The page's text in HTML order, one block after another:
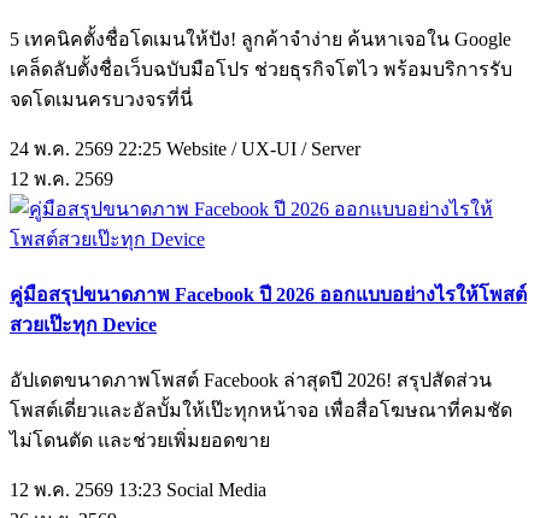
5 เทคนิคตั้งชื่อโดเมนให้ปัง! ลูกค้าจำง่าย ค้นหาเจอใน Google
เคล็ดลับตั้งชื่อเว็บฉบับมือโปร ช่วยธุรกิจโตไว พร้อมบริการรับ
จดโดเมนครบวงจรที่นี่
24 พ.ค. 2569 22:25 Website / UX-UI / Server
12 พ.ค. 2569
คู่มือสรุปขนาดภาพ Facebook ปี 2026 ออกแบบอย่างไรให้โพสต์
สวยเป๊ะทุก Device
อัปเดตขนาดภาพโพสต์ Facebook ล่าสุดปี 2026! สรุปสัดส่วน
โพสต์เดี่ยวและอัลบั้มให้เป๊ะทุกหน้าจอ เพื่อสื่อโฆษณาที่คมชัด
ไม่โดนตัด และช่วยเพิ่มยอดขาย
12 พ.ค. 2569 13:23 Social Media